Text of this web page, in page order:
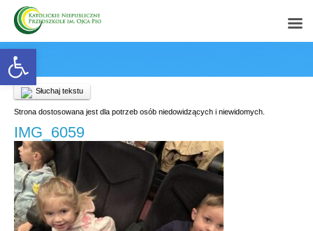
Open toolbar
Słuchaj tekstu
Strona dostosowana jest dla potrzeb osób niedowidzących i niewidomych.
IMG_6059